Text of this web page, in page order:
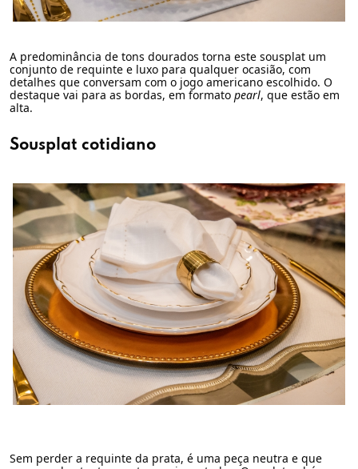
A predominância de tons dourados torna este sousplat um
conjunto de requinte e luxo para qualquer ocasião, com
detalhes que conversam com o jogo americano escolhido. O
destaque vai para as bordas, em formato pearl, que estão em
alta.
Sousplat cotidiano
Sem perder a requinte da prata, é uma peça neutra e que